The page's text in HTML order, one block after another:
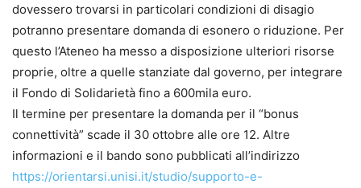
dovessero trovarsi in particolari condizioni di disagio
potranno presentare domanda di esonero o riduzione. Per
questo l’Ateneo ha messo a disposizione ulteriori risorse
proprie, oltre a quelle stanziate dal governo, per integrare
il Fondo di Solidarietà fino a 600mila euro.
Il termine per presentare la domanda per il “bonus
connettività” scade il 30 ottobre alle ore 12. Altre
informazioni e il bando sono pubblicati all’indirizzo
https://orientarsi.unisi.it/studio/supporto-e-